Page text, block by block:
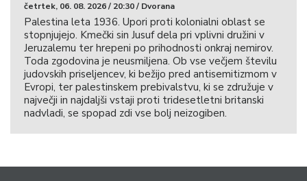
četrtek, 06. 08. 2026 / 20:30 / Dvorana
Palestina leta 1936. Upori proti kolonialni oblast se
stopnjujejo. Kmečki sin Jusuf dela pri vplivni družini v
Jeruzalemu ter hrepeni po prihodnosti onkraj nemirov.
Toda zgodovina je neusmiljena. Ob vse večjem številu
judovskih priseljencev, ki bežijo pred antisemitizmom v
Evropi, ter palestinskem prebivalstvu, ki se združuje v
največji in najdaljši vstaji proti tridesetletni britanski
nadvladi, se spopad zdi vse bolj neizogiben.